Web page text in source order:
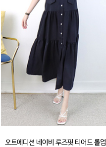
오트에디션 네이비 루즈핏 티어드 롤업